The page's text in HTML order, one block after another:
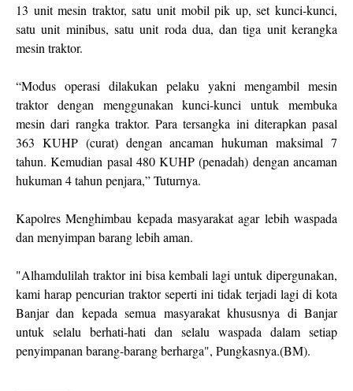
13 unit mesin traktor, satu unit mobil pik up, set kunci-kunci,
satu unit minibus, satu unit roda dua, dan tiga unit kerangka
mesin traktor.
“Modus operasi dilakukan pelaku yakni mengambil mesin
traktor dengan menggunakan kunci-kunci untuk membuka
mesin dari rangka traktor. Para tersangka ini diterapkan pasal
363 KUHP (curat) dengan ancaman hukuman maksimal 7
tahun. Kemudian pasal 480 KUHP (penadah) dengan ancaman
hukuman 4 tahun penjara,” Tuturnya.
Kapolres Menghimbau kepada masyarakat agar lebih waspada
dan menyimpan barang lebih aman.
"Alhamdulilah traktor ini bisa kembali lagi untuk dipergunakan,
kami harap pencurian traktor seperti ini tidak terjadi lagi di kota
Banjar dan kepada semua masyarakat khususnya di Banjar
untuk selalu berhati-hati dan selalu waspada dalam setiap
penyimpanan barang-barang berharga", Pungkasnya.(BM).